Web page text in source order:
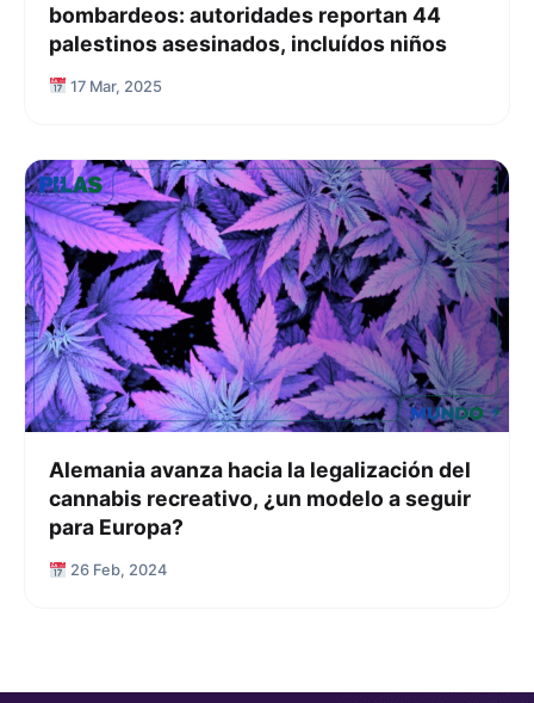
bombardeos: autoridades reportan 44
palestinos asesinados, incluídos niños
17 Mar, 2025
Alemania avanza hacia la legalización del
cannabis recreativo, ¿un modelo a seguir
para Europa?
26 Feb, 2024